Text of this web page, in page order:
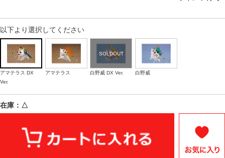
以下より選択してください
アマテラス DX
Ver.
アマテラス 白野威 DX Ver. 白野威
在庫：△